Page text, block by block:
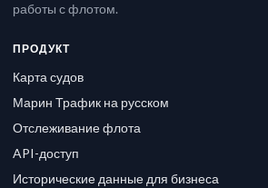
работы с флотом.
ПРОДУКТ
Карта судов
Марин Трафик на русском
Отслеживание флота
API-доступ
Исторические данные для бизнеса